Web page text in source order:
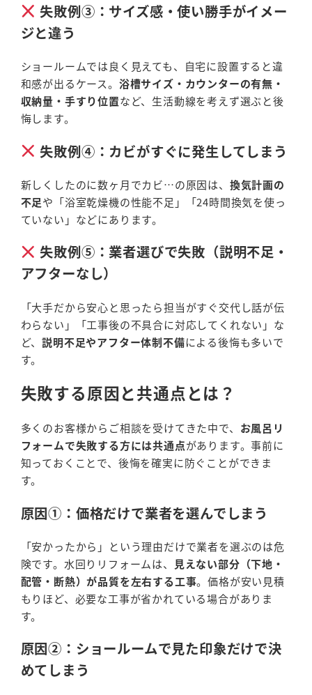
失敗例③：サイズ感・使い勝手がイメー
ジと違う
ショールームでは良く見えても、自宅に設置すると違
和感が出るケース。 浴槽サイズ・カウンターの有無・
収納量・手すり位置など、生活動線を考えず選ぶと後
悔します。
失敗例④：カビがすぐに発生してしまう
新しくしたのに数ヶ月でカビ…の原因は、 換気計画の
不足や「浴室乾燥機の性能不足」「24時間換気を使っ
ていない」などにあります。
失敗例⑤：業者選びで失敗（説明不足・
アフターなし）
「大手だから安心と思ったら担当がすぐ交代し話が伝
わらない」「工事後の不具合に対応してくれない」な
ど、説明不足やアフター体制不備による後悔も多いで
す。
失敗する原因と共通点とは？
多くのお客様からご相談を受けてきた中で、 お風呂リ
フォームで失敗する方には共通点があります。事前に
知っておくことで、後悔を確実に防ぐことができま
す。
原因①：価格だけで業者を選んでしまう
「安かったから」という理由だけで業者を選ぶのは危
険です。水回りリフォームは、
見えない部分（下地・
配管・断熱）が品質を左右する工事。価格が安い見積
もりほど、必要な工事が省かれている場合がありま
す。
原因②：ショールームで見た印象だけで決
めてしまう